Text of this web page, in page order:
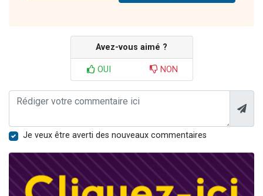
Avez-vous aimé ?
OUI NON
Je veux être averti des nouveaux commentaires